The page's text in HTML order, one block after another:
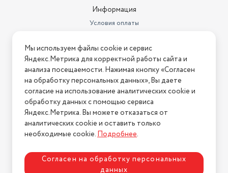
Информация
Условия оплаты
Условия возврата
Нашли ошибку на сайте? Напишите нам
2026 © Интернет-магазин "АстМаркет". У нас есть всё!
Политика конфиденциальности
Мы используем файлы cookie и сервис
Яндекс.Метрика для корректной работы сайта и
анализа посещаемости. Нажимая кнопку «Согласен
на обработку персональных данных», Вы даете
согласие на использование аналитических cookie и
обработку данных с помощью сервиса
Яндекс.Метрика. Вы можете отказаться от
аналитических cookie и оставить только
необходимые cookie.Подробнее.
Согласен на обработку персональных
данных